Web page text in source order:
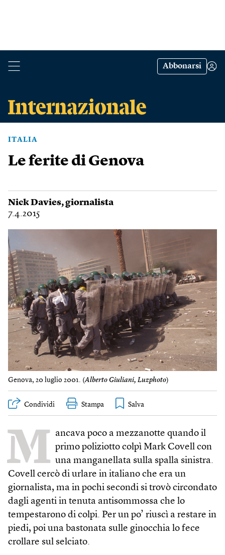
Abbonarsi
ITALIA
Le ferite di Genova
Nick Davies, giornalista
7.4.2015
Genova, 20 luglio 2001. (Alberto Giuliani, Luzphoto)
Condividi Stampa
M ancava poco a mezzanotte quando il
primo poliziotto colpì Mark Covell con
una manganellata sulla spalla sinistra.
Covell cercò di urlare in italiano che era un
giornalista, ma in pochi secondi si trovò circondato
dagli agenti in tenuta antisommossa che lo
tempestarono di colpi. Per un po’ riuscì a restare in
piedi, poi una bastonata sulle ginocchia lo fece
crollare sul selciato.